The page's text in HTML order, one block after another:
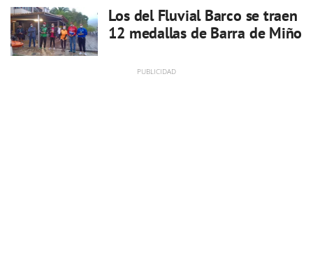
Los del Fluvial Barco se traen
12 medallas de Barra de Miño